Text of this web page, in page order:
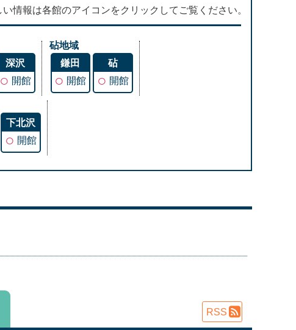
い情報は各館のアイコンをクリックしてご覧ください。
深沢
○ 開館
砧地域
鎌田
○ 開館
砧
○ 開館
下北沢
○ 開館
RSS